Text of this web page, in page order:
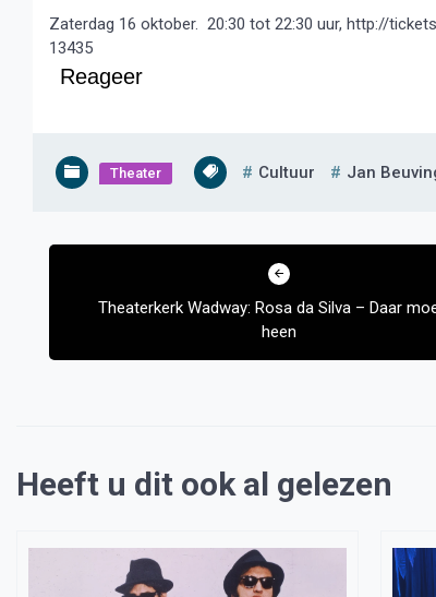
Zaterdag 16 oktober. 20:30 tot 22:30 uur, http://
13435
Reageer
Theater Cultuur Jan
Bericht
Theaterkerk Wadway: Rosa da Silva – Daar
heen
Heeft u dit ook al gelezen